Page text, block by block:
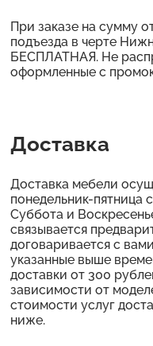
При заказе на сумму
подъезда в черте
БЕСПЛАТНАЯ. Не
оформленные с
Доставка
Доставка мебели
понедельник-пятница
Суббота и
связывается
договаривается с
указанные выше
доставки от 300
зависимости от
стоимости услуг
ниже.